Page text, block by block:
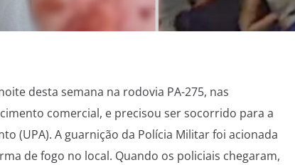
desta semana na rodovia PA-275, nas
comercial, e precisou ser socorrido para a
(UPA). A guarnição da Polícia Militar foi acionada
de fogo no local. Quando os policiais chegaram,